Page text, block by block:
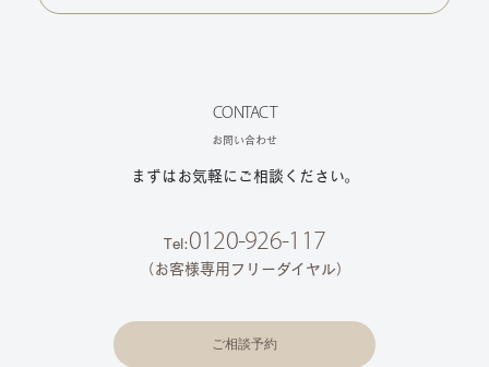
CONTACT
お問い合わせ
まずはお気軽にご相談ください。
Tel:0120-926-117
（お客様専用フリーダイヤル）
ご相談予約